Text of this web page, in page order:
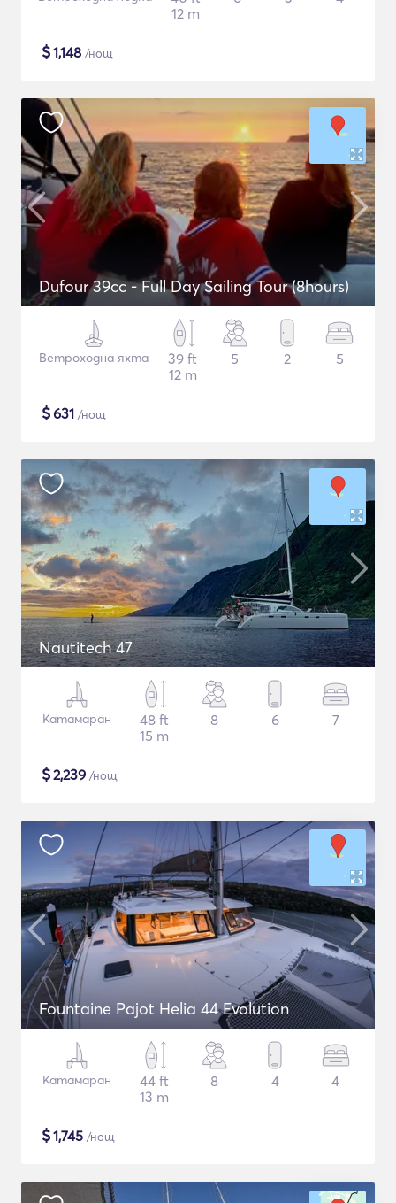
12 m
$1,148 /нощ
Dufour 39cc - Full Day Sailing Tour (8hours)
Ветроходна яхта
39 ft
12 m
5 2 5
$631 /нощ
Nautitech 47
Катамаран
48 ft
15 m
8 6 7
$2,239 /нощ
Fountaine Pajot Helia 44 Evolution
Катамаран
44 ft
13 m
8 4 4
$1,745 /нощ